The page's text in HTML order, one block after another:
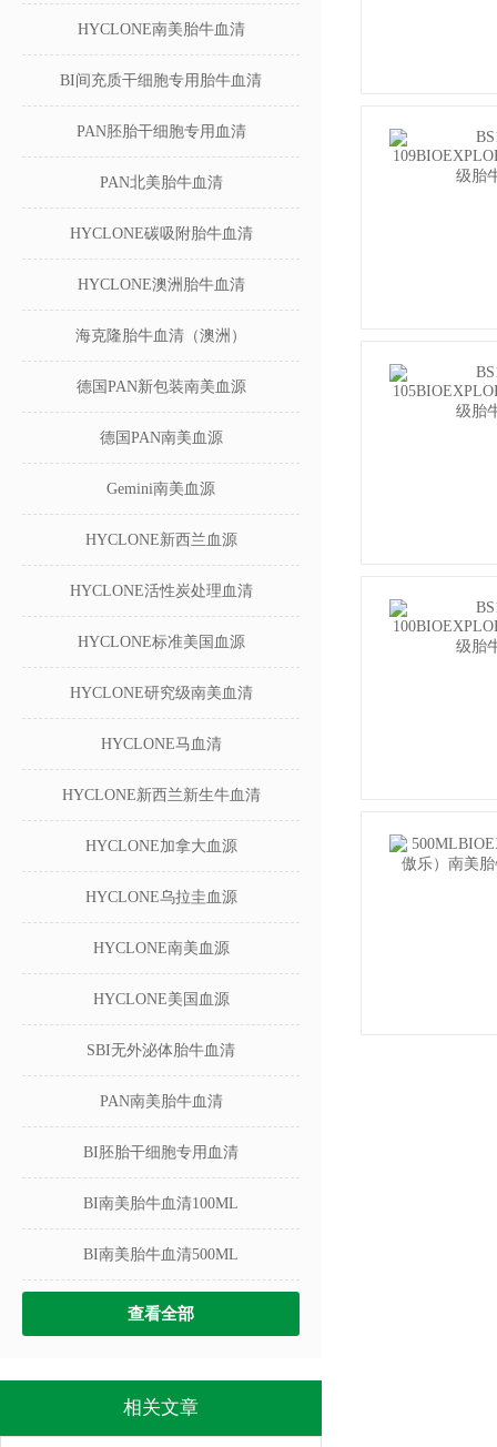
HYCLONE南美胎牛血清
BI间充质干细胞专用胎牛血清
PAN胚胎干细胞专用血清
PAN北美胎牛血清
HYCLONE碳吸附胎牛血清
HYCLONE澳洲胎牛血清
海克隆胎牛血清（澳洲）
德国PAN新包装南美血源
德国PAN南美血源
Gemini南美血源
HYCLONE新西兰血源
HYCLONE活性炭处理血清
HYCLONE标准美国血源
HYCLONE研究级南美血清
HYCLONE马血清
HYCLONE新西兰新生牛血清
HYCLONE加拿大血源
HYCLONE乌拉圭血源
HYCLONE南美血源
HYCLONE美国血源
SBI无外泌体胎牛血清
PAN南美胎牛血清
BI胚胎干细胞专用血清
BI南美胎牛血清100ML
BI南美胎牛血清500ML
查看全部
相关文章